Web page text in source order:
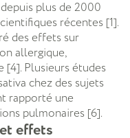
depuis plus de 2000
récentes [1].
des effets sur
allergique,
Plusieurs études
chez des sujets
rapporté une
pulmonaires [6].
effets